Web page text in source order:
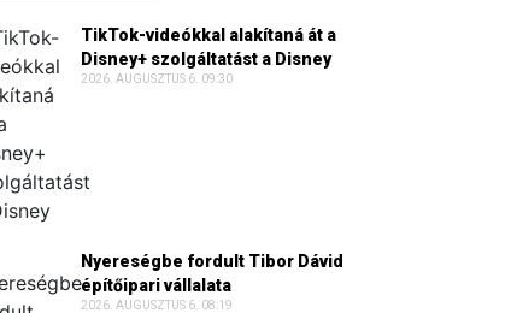
TikTok-videókkal alakítaná át a
Disney+ szolgáltatást a Disney
2026. AUGUSZTUS 6. 09:30
Nyereségbe fordult Tibor Dávid
építőipari vállalata
2026. AUGUSZTUS 6. 08:19